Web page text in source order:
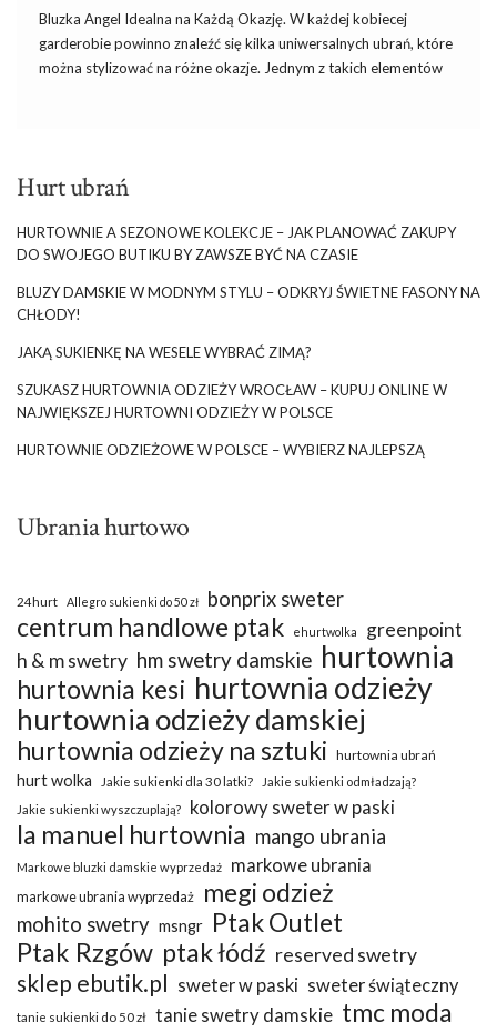
Bluzka Angel Idealna na Każdą Okazję. W każdej kobiecej
garderobie powinno znaleźć się kilka uniwersalnych ubrań, które
można stylizować na różne okazje. Jednym z takich elementów
codziennych po bardziej eleganckie i formalne. W artykule
sytuacjach, zarówno na co dzień, jak i podczas ważniejszych
wyjść.
Bluzka Angel – Co sprawia, że jest
wyjątkowa?
Bluzka Angel z oferty Butik online to przykład ubrania, które
pasuje niemal każdej kobiecie. …
Hurt ubrań
HURTOWNIE A SEZONOWE KOLEKCJE – JAK PLANOWAĆ ZAKUPY
DO SWOJEGO BUTIKU BY ZAWSZE BYĆ NA CZASIE
BLUZY DAMSKIE W MODNYM STYLU – ODKRYJ ŚWIETNE FASONY NA
CHŁODY!
JAKĄ SUKIENKĘ NA WESELE WYBRAĆ ZIMĄ?
SZUKASZ HURTOWNIA ODZIEŻY WROCŁAW – KUPUJ ONLINE W
NAJWIĘKSZEJ HURTOWNI ODZIEŻY W POLSCE
HURTOWNIE ODZIEŻOWE W POLSCE – WYBIERZ NAJLEPSZĄ
Ubrania hurtowo
24hurt Allegro sukienki do 50 zł bonprix sweter
centrum handlowe ptak ehurtwolka
greenpoint
h & m swetry hm swetry damskie hurtownia
hurtownia kesi hurtownia odzieży
hurtownia odzieży damskiej
hurtownia odzieży na sztuki hurtownia ubrań
hurt wolka Jakie sukienki dla 30 latki?
Jakie sukienki odmładzają?
Jakie sukienki wyszczuplają?
kolorowy sweter w paski
la manuel hurtownia mango ubrania
Markowe bluzki damskie wyprzedaż markowe ubrania
markowe ubrania wyprzedaż megi odzież
mohito swetry msngr Ptak Outlet
Ptak Rzgów ptak łódź reserved swetry
sklep ebutik.pl sweter w paski sweter świąteczny
tanie sukienki do 50 zł tanie swetry damskie tmc moda